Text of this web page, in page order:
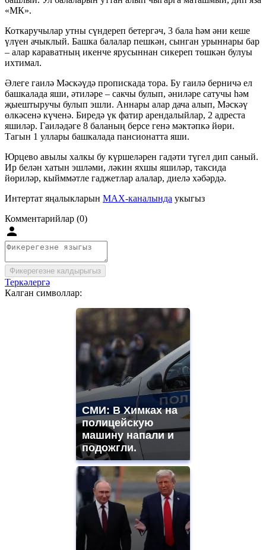
«МК».
Коткаручылар утны сүндереп бетергәч, 3 бала һәм әни кеше
үлүен ачыклый. Башка балалар пешкән, сынган урыннары бар
– алар караватның икенче ярусыннан сикереп төшкән булуы
ихтимал.
Әлеге гаилә Мәскәүдә пропискада тора. Бу гаилә берничә ел
башкалада яши, әтиләре – сакчы булып, әниләре сатучы һәм
җыештыручы булып эшли. Аннары алар дача алып, Мәскәү
өлкәсенә күченә. Биредә үк фатир арендалыйлар, 2 адреста
яшиләр. Гаиләдәге 8 баланың берсе генә мәктәпкә йөри.
Тагын 1 уллары башкалада пансионатта яши.
Юрцево авылы халкы бу күршеләрен гадәти түгел дип саный.
Ир белән хатын эшләми, ләкин яхшы яшиләр, таксида
йөриләр, кыйммәтле гаджетлар алалар, диелә хәбәрдә.
Интертат яңалыкларын MAX-каналында укыгыз
Комментарийлар (0)
Фикерегезне калдырыгыз
Теркәлергә
Калган символлар:
СМИ: В Химках на
полицейскую
машину напали и
подожгли.